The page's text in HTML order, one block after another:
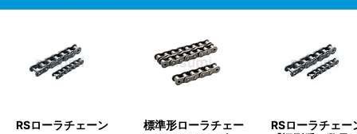
RSローラチェーン
標準形ローラチェー
RSローラチェー